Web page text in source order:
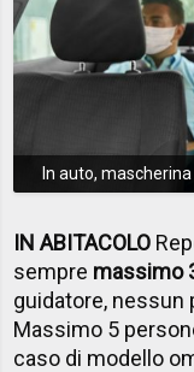
In auto,
IN ABITACOLO
sempre massimo
guidatore, nessun
Massimo 5
caso di modello